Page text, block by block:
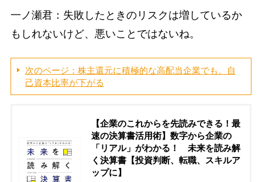
一ノ瀬君：失敗したときのリスクは増しているか
もしれないけど、悪いことではないね。
次のページ：株主還元に積極的な高配当企業でも、自
己資本比率が下がる
【企業のこれからを先読みできる！最
速の決算書活用術】数字から企業の
「リアル」がわかる！ 未来を読み解
く決算書【投資判断、転職、スキルア
ップに】